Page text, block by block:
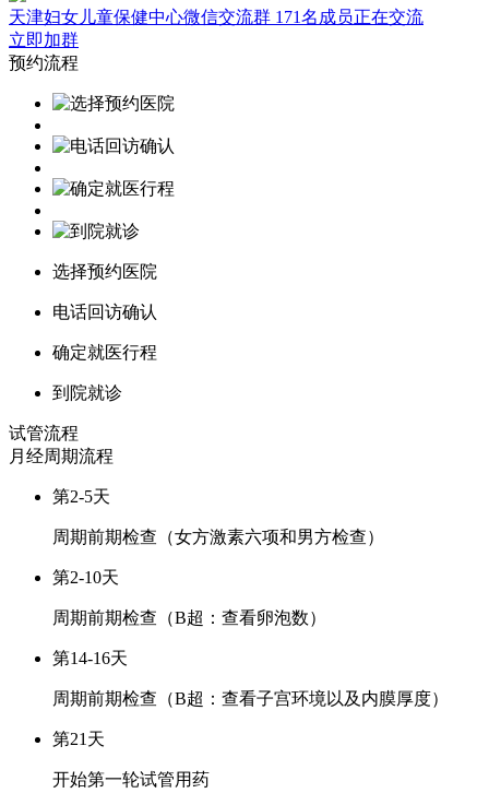
天津妇女儿童保健中心微信交流群 171名成员正在交流
立即加群
预约流程
选择预约医院
电话回访确认
确定就医行程
到院就诊
试管流程
月经周期流程
第2-5天
周期前期检查（女方激素六项和男方检查）
第2-10天
周期前期检查（B超：查看卵泡数）
第14-16天
周期前期检查（B超：查看子宫环境以及内膜厚度）
第21天
开始第一轮试管用药